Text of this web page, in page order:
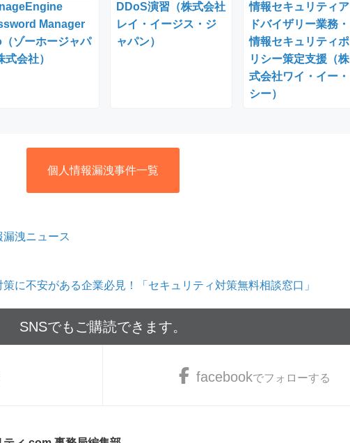
Manager
（ゾーホージャパ
式会社）
DDoS演習（株式会社
レイ・イージス・ジ
ャパン）
情報セキュリティア
ドバイザリー業務・
情報セキュリティポ
リシー策定支援（株
式会社ワイ・イー・
シー）
個人情報漏洩事件一覧
洩ニュース
に不安がある企業必見！「セキュリティ対策無料相談窓口」
SNSでもご購読できます。
facebookでフォローする